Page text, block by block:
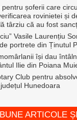
șoferii care
rovinietei și
târziu că au fost
Vasile Laurențiu
portrete din Ținutul
își dau
Ilie din Poiana
Club pentru
Hunedoara
ARTICOLE